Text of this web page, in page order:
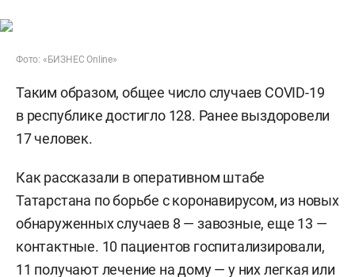
Фото: «БИЗНЕС Online»
Таким образом, общее число случаев COVID-19
в республике достигло 128. Ранее выздоровели
17 человек.
Как рассказали в оперативном штабе
Татарстана по борьбе с коронавирусом, из новых
обнаруженных случаев 8 — завозные, еще 13 —
контактные. 10 пациентов госпитализировали,
11 получают лечение на дому — у них легкая или